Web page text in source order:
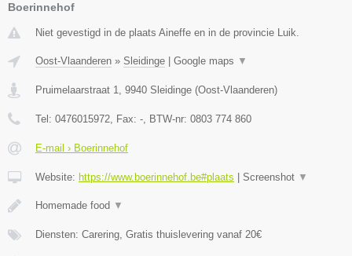
Boerinnehof
Niet gevestigd in de plaats Aineffe en in de provincie Luik.
Oost-Vlaanderen » Sleidinge Google maps ▼
Pruimelaarstraat 1, 9940 Sleidinge (Oost-Vlaanderen)
Tel: 0476015972, Fax: -, BTW-nr: 0803 774 860
E-mail › Boerinnehof
Website: https://www.boerinnehof.be#plaats Screenshot ▼
Homemade food ▼
Diensten: Carering, Gratis thuislevering vanaf 20€